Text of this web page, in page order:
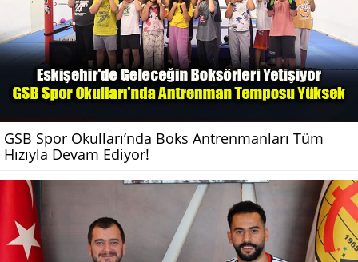
GSB Spor Okulları’nda Boks Antrenmanları Tüm
Hızıyla Devam Ediyor!